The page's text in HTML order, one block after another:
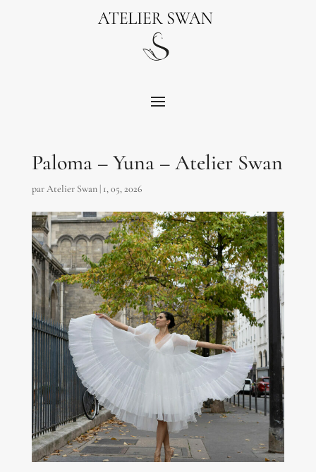
Paloma – Yuna – Atelier Swan
parAtelier Swan| 1, 05, 2026